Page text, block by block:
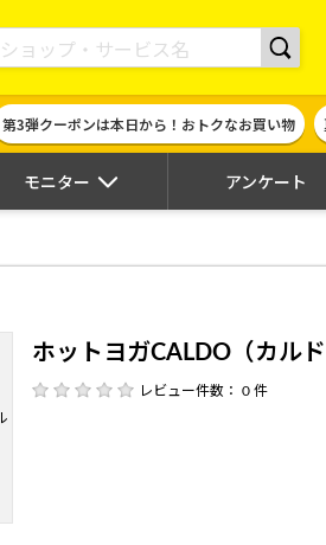
金やギフト券に交換できるポイントサイト | ハピ
第3弾クーポンは本日から！おトクなお買い物
モニター アンケート
ホットヨガCALDO（カルド
レビュー件数： 0 件